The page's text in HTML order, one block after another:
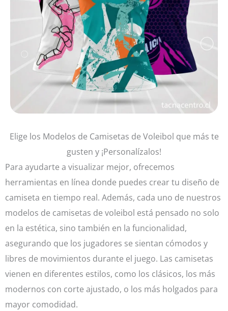
Elige los Modelos de Camisetas de Voleibol que más te
gusten y ¡Personalízalos!
Para ayudarte a visualizar mejor, ofrecemos
herramientas en línea donde puedes crear tu diseño de
camiseta en tiempo real. Además, cada uno de nuestros
modelos de camisetas de voleibol está pensado no solo
en la estética, sino también en la funcionalidad,
asegurando que los jugadores se sientan cómodos y
libres de movimientos durante el juego. Las camisetas
vienen en diferentes estilos, como los clásicos, los más
modernos con corte ajustado, o los más holgados para
mayor comodidad.